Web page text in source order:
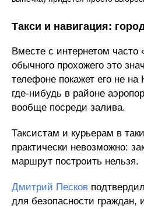
Такси и навигация:
Вместе с интернетом часто
обычного прохожего это
телефоне покажет его не на
где-нибудь в районе
вообще посреди залива.
Таксистам и курьерам в
практически невозможно:
маршрут построить нельзя.
Дмитрий Песков
для безопасности граждан,